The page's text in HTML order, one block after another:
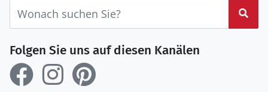
Folgen Sie uns auf diesen Kanälen